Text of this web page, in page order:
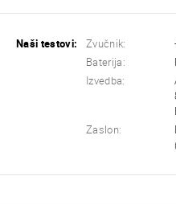
Naši testovi: Zvučnik:
Baterija:
Izvedba:
Zaslon: